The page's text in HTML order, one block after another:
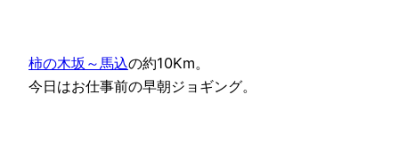
柿の木坂～馬込の約10Km。
今日はお仕事前の早朝ジョギング。